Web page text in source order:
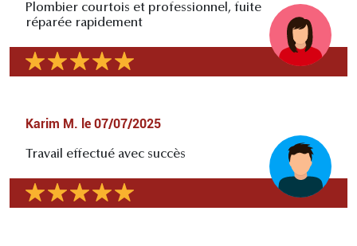
Plombier courtois et professionnel, fuite
réparée rapidement
Karim M. le 07/07/2025
Travail effectué avec succès